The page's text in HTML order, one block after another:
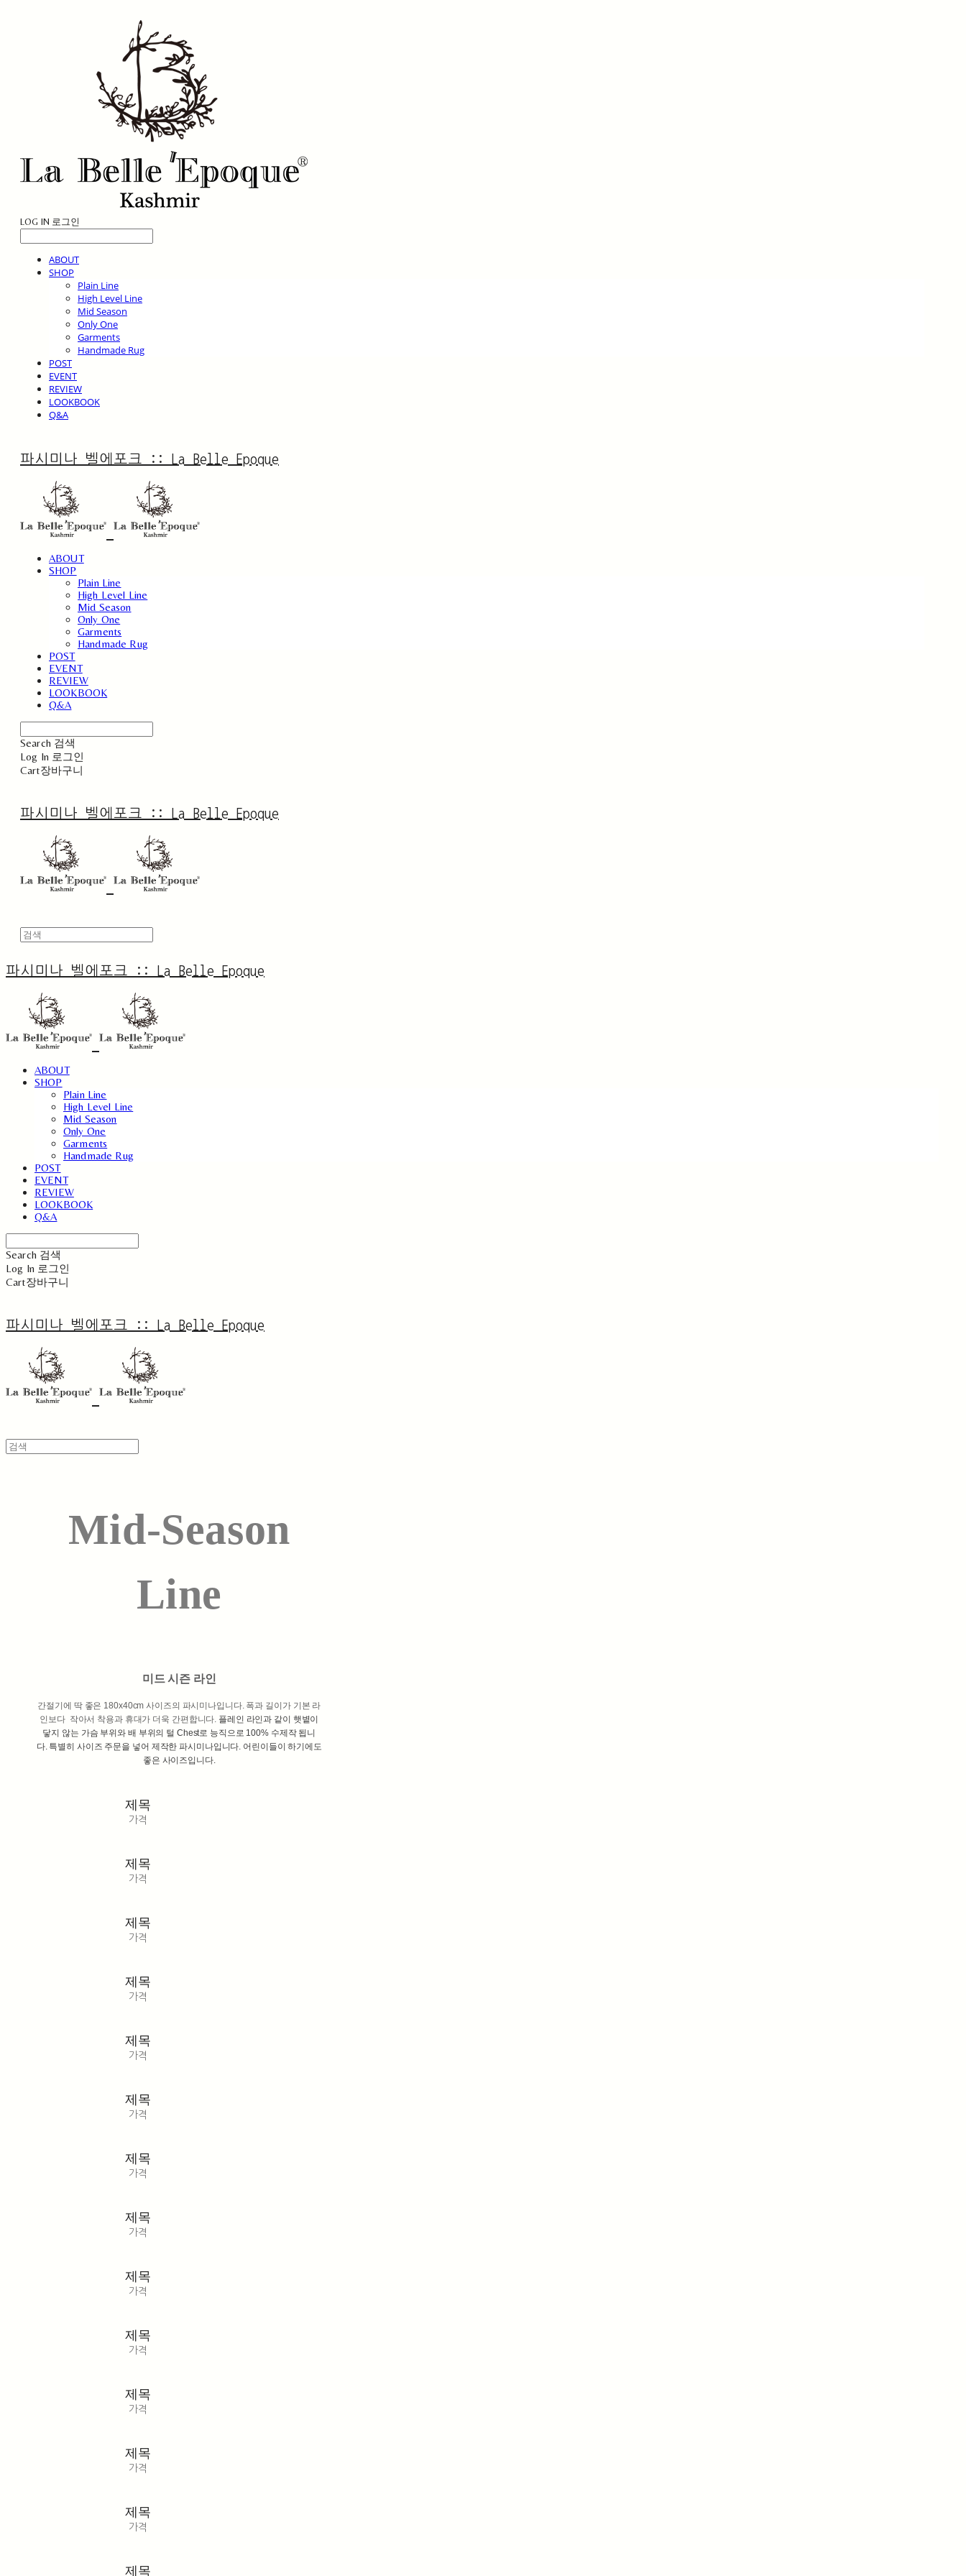
LOG IN 로그인
ABOUT
SHOP
Plain Line
High Level Line
Mid Season
Only One
Garments
Handmade Rug
POST
EVENT
REVIEW
LOOKBOOK
Q&A
파시미나 벨에포크 :: La Belle Epoque
ABOUT
SHOP
Plain Line
High Level Line
Mid Season
Only One
Garments
Handmade Rug
POST
EVENT
REVIEW
LOOKBOOK
Q&A
Search 검색
Log In 로그인
Cart장바구니
파시미나 벨에포크 :: La Belle Epoque
파시미나 벨에포크 :: La Belle Epoque
ABOUT
SHOP
Plain Line
High Level Line
Mid Season
Only One
Garments
Handmade Rug
POST
EVENT
REVIEW
LOOKBOOK
Q&A
Search 검색
Log In 로그인
Cart장바구니
파시미나 벨에포크 :: La Belle Epoque
Mid-Season
Line
미드 시즌 라인
간절기에 딱 좋은 180x40cm 사이즈의 파시미나입니다. 폭과 길이가 기본 라
인보다 작아서 착용과 휴대가 더욱 간편합니다. 플레인 라인과 같이 햇볕이
닿지 않는 가슴 부위와 배 부위의 털 Chest로 능직으로 100% 수제작 됩니
다. 특별히 사이즈 주문을 넣어 제작한 파시미나입니다. 어린이들이 하기에도
좋은 사이즈입니다.
제목
가격
제목
가격
제목
가격
제목
가격
제목
가격
제목
가격
제목
가격
제목
가격
제목
가격
제목
가격
제목
가격
제목
가격
제목
가격
제목